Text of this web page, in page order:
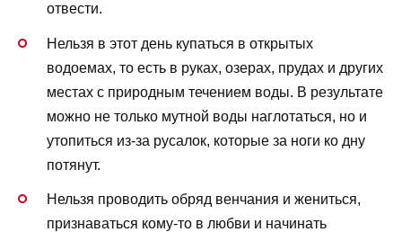
отвести.
Нельзя в этот день купаться в открытых
водоемах, то есть в руках, озерах, прудах и других
местах с природным течением воды. В результате
можно не только мутной воды наглотаться, но и
утопиться из-за русалок, которые за ноги ко дну
потянут.
Нельзя проводить обряд венчания и жениться,
признаваться кому-то в любви и начинать